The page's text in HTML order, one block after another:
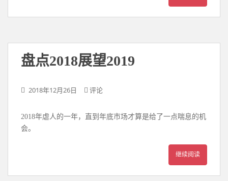
盘点2018展望2019
2018年12月26日 评论
2018年虐人的一年，直到年底市场才算是给了一点喘息的机
会。
继续阅读